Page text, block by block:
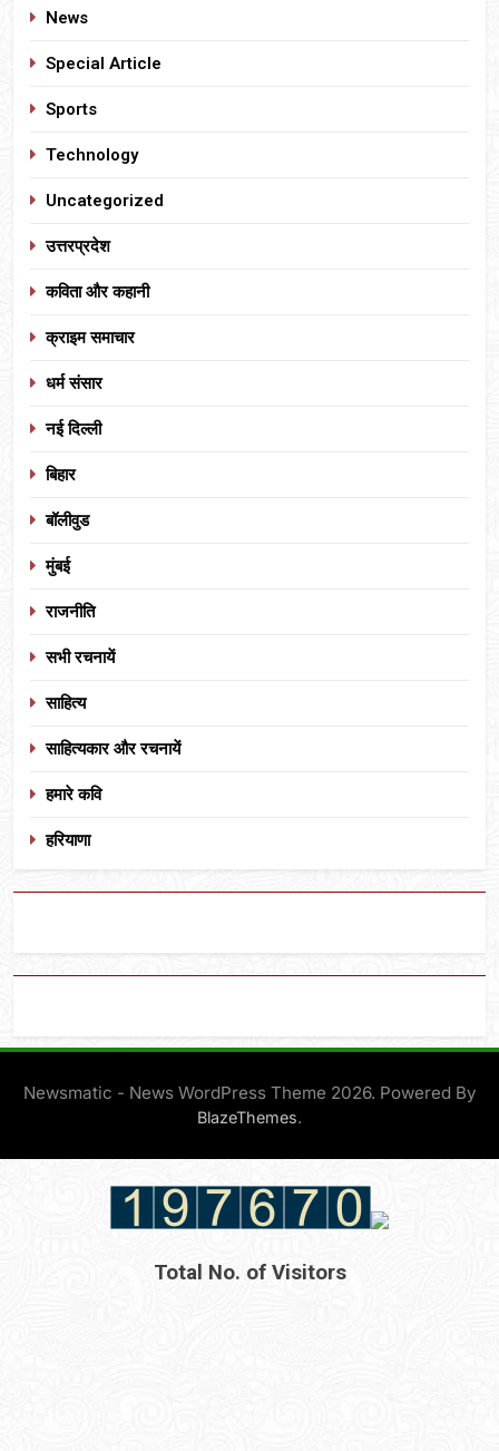
News
Special Article
Sports
Technology
Uncategorized
उत्तरप्रदेश
कविता और कहानी
क्राइम समाचार
धर्म संसार
नई दिल्ली
बिहार
बॉलीवुड
मुंबई
राजनीति
सभी रचनायें
साहित्य
साहित्यकार और रचनायें
हमारे कवि
हरियाणा
Newsmatic - News WordPress Theme 2026. Powered By
BlazeThemes.
Total No. of Visitors